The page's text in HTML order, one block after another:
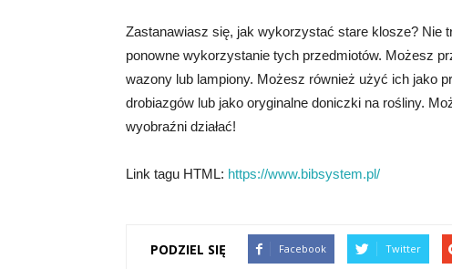
Zastanawiasz się, jak wykorzystać stare klosze? Nie
ponowne wykorzystanie tych przedmiotów. Możesz
wazony lub lampiony. Możesz również użyć ich jako
drobiazgów lub jako oryginalne doniczki na rośliny.
wyobraźni działać!
Link tagu HTML: https://www.bibsystem.pl/
PODZIEL SIĘ Facebook Twitter